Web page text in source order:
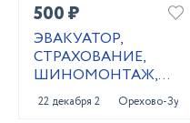
500 ₽
ЭВАКУАТОР,
СТРАХОВАНИЕ,
ШИНОМОНТАЖ,
ОФОРМЛЕНИЕ
КУПЛИ-ПРОДАЖИ,
22 декабря 2020 Орехово-Зуево